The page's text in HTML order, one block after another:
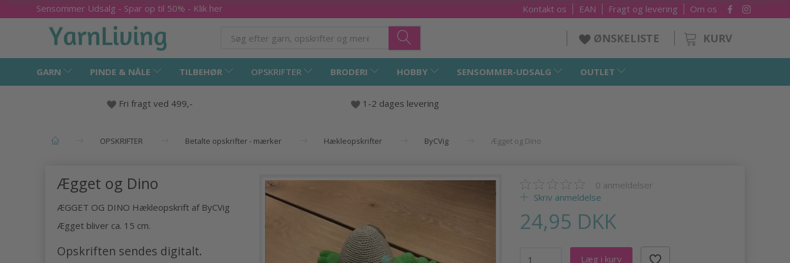
Sensommer Udsalg - Spar op til 50% - Klik her Om os
Fragt og levering
EAN
Kontakt os
KURV
ØNSKELISTE
GARN PINDE & NÅLE TILBEHØR OPSKRIFTER BRODERI HOBBY SENSOMMER-UDSALG OUTLET
Fri fragt ved 499,- 1-2 dages levering
OPSKRIFTER Betalte opskrifter - mærker Hækleopskrifter ByCVig Ægget og Dino
Ægget og Dino
ÆGGET OG DINO Hækleopskrift af ByCVig
Ægget bliver ca. 15 cm.
Opskriften sendes digitalt.
0 anmeldelser
Skriv anmeldelse
24,95 DKK
Læg i kurv